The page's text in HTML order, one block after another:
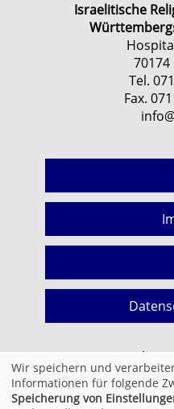
Israelitische
Tel.
Fax.
Cookie
Wir speichern und
Informationen für folgende
Speicherung von